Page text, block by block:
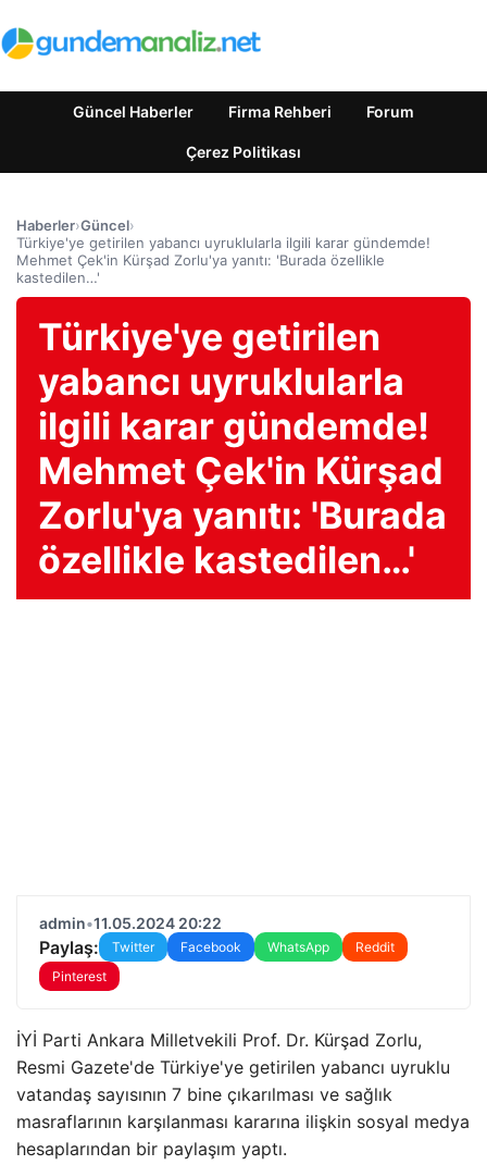
Güncel Haberler Firma Rehberi Forum
Çerez Politikası
Haberler›Güncel›
Türkiye'ye getirilen yabancı uyruklularla ilgili karar gündemde!
Mehmet Çek'in Kürşad Zorlu'ya yanıtı: 'Burada özellikle
kastedilen…'
Türkiye'ye getirilen
yabancı uyruklularla
ilgili karar gündemde!
Mehmet Çek'in Kürşad
Zorlu'ya yanıtı: 'Burada
özellikle kastedilen…'
admin•11.05.2024 20:22
Paylaş: Twitter Facebook WhatsApp
Reddit
Pinterest
İYİ Parti Ankara Milletvekili Prof. Dr. Kürşad Zorlu,
Resmi Gazete'de Türkiye'ye getirilen yabancı uyruklu
vatandaş sayısının 7 bine çıkarılması ve sağlık
masraflarının karşılanması kararına ilişkin sosyal medya
hesaplarından bir paylaşım yaptı.